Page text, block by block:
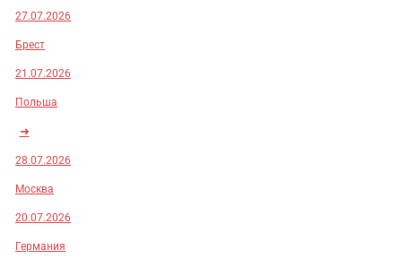
27.07.2026
Брест
21.07.2026
Польша
➜
28.07.2026
Москва
20.07.2026
Германия